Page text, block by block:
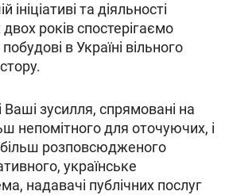
та діяльності
років спостерігаємо
в Україні вільного
зусилля, спрямовані на
непомітного для оточуючих, і
розповсюдженого
українське
надавачі публічних послуг